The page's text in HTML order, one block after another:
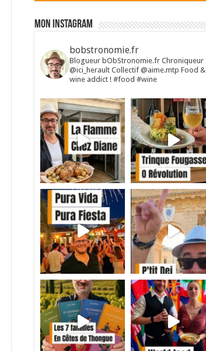
Mon Instagram
bobstronomie.fr
Blogueur bObStronomie.fr Chroniqueur
@ici_herault Collectif @aime.mtp Food &
wine addict ! #food #wine